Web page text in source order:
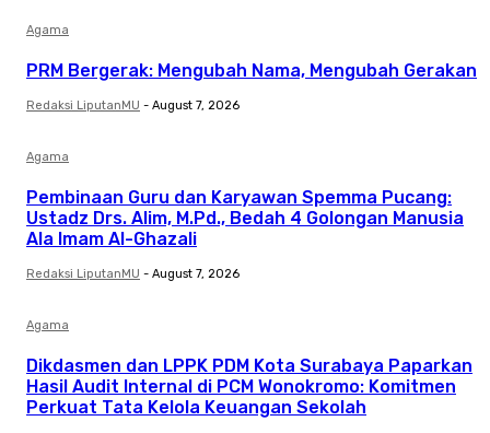
Agama
PRM Bergerak: Mengubah Nama, Mengubah Gerakan
Redaksi LiputanMU - August 7, 2026
Agama
Pembinaan Guru dan Karyawan Spemma Pucang:
Ustadz Drs. Alim, M.Pd., Bedah 4 Golongan Manusia
Ala Imam Al-Ghazali
Redaksi LiputanMU - August 7, 2026
Agama
Dikdasmen dan LPPK PDM Kota Surabaya Paparkan
Hasil Audit Internal di PCM Wonokromo: Komitmen
Perkuat Tata Kelola Keuangan Sekolah